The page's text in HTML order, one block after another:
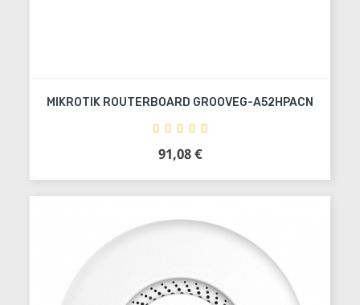
MIKROTIK ROUTERBOARD GROOVEG-A52HPACN
Precio
91,08 €
Añadir al carrito